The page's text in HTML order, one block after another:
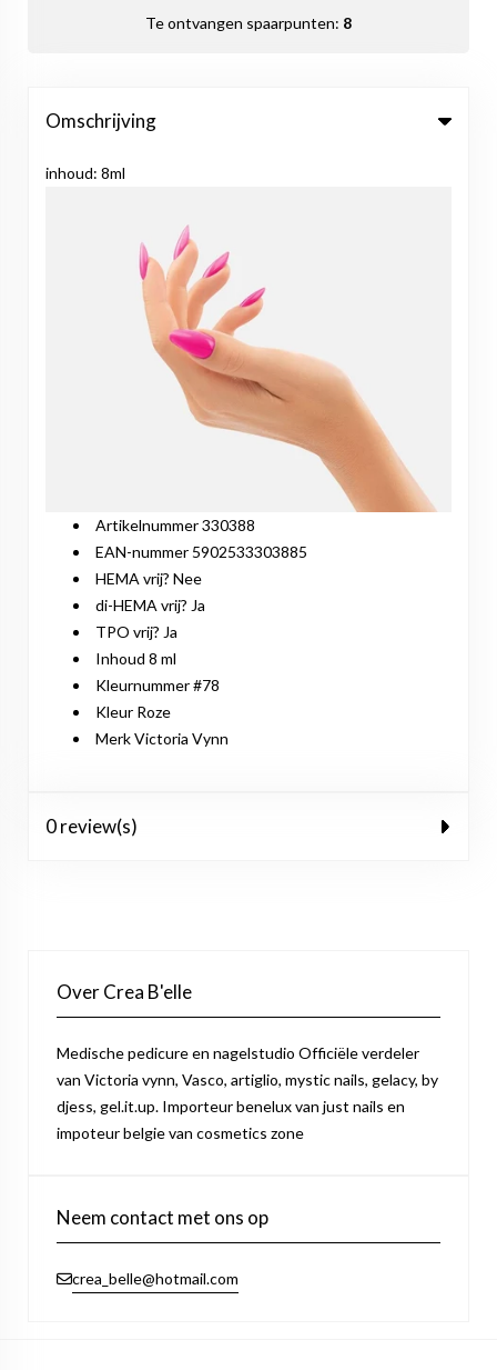
Te ontvangen spaarpunten: 8
Omschrijving
inhoud: 8ml
Artikelnummer 330388
EAN-nummer 5902533303885
HEMA vrij? Nee
di-HEMA vrij? Ja
TPO vrij? Ja
Inhoud 8 ml
Kleurnummer #78
Kleur Roze
Merk Victoria Vynn
0 review(s)
Over Crea B'elle
Medische pedicure en nagelstudio Officiële verdeler
van Victoria vynn, Vasco, artiglio, mystic nails, gelacy, by
djess, gel.it.up. Importeur benelux van just nails en
impoteur belgie van cosmetics zone
Neem contact met ons op
crea_belle@hotmail.com